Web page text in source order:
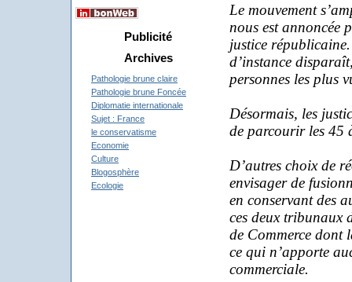
Publicité
Archives
Pathologie brune claire
Pathologie brune Foncée
Diplomatie internationale
Sujet : France
le conservatisme
Economie
Culture
Blogosphère
Ecologie
Le mouvement
nous est annoncée
justice
d’instance
personnes les plus
Désormais, les
de parcourir les 45
D’autres choix de
envisager de
en conservant des
ces deux tribunaux
de Commerce dont
ce qui n’apporte
commerciale.